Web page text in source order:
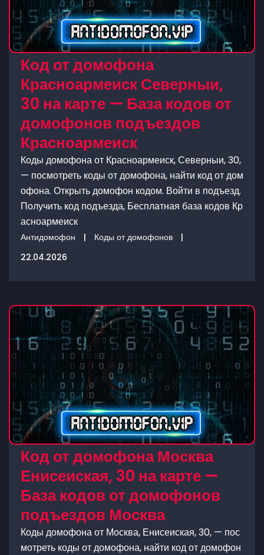
Код от домофона
Красноармеиск Северныи,
30 на карте — База кодов от
домофонов подъездов
Красноармеиск
Коды домофона от Красноармеиск, Северныи, 30,
— посмотреть коды от домофона, найти код от дом
офона. Открыть домофон кодом. Войти в подъезд.
Получить код подъезда, Бесплатная база кодов Кр
асноармеиск
Антидомофон | Коды от домофонов
|
22.04.2026
Код от домофона Москва
Енисеиская, 30 на карте —
База кодов от домофонов
подъездов Москва
Коды домофона от Москва, Енисеиская, 30, — пос
мотреть коды от домофона, найти код от домофон